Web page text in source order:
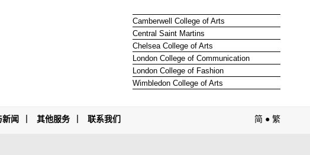
Camberwell College of Arts
Central Saint Martins
Chelsea College of Arts
London College of Communication
London College of Fashion
Wimbledon College of Arts
新闻 其他服务 联系我们 简 ● 繁